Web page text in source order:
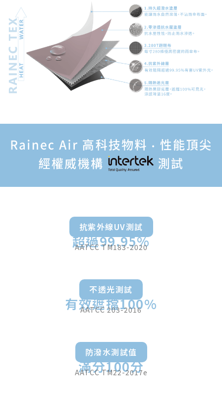
抗紫外線UV測試
超過99.95%
AATCC TM183-2020
不透光測試
有效遮擋100%
AATCC 203-2016
防潑水測試值
滿分100分
AATCC TM22-2017e